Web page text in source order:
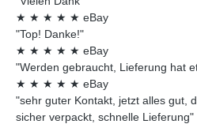
★ ★ ★ ★ ★ eBay
"Top! Danke!"
★ ★ ★ ★ ★ eBay
"Werden gebraucht, Lieferung hat
★ ★ ★ ★ ★ eBay
"sehr guter Kontakt, jetzt alles gut,
sicher verpackt, schnelle Lieferung"